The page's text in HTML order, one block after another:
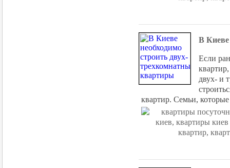
В Киеве
Если
двух- и
квартир. Семьи,